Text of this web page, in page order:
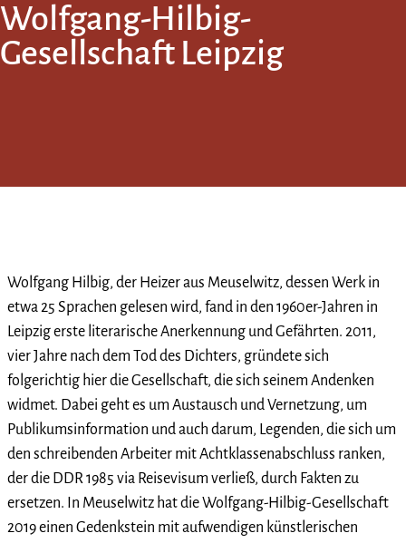
Wolfgang-Hilbig-
Gesellschaft Leipzig
Wolfgang Hilbig, der Heizer aus Meuselwitz, dessen Werk in
etwa 25 Sprachen gelesen wird, fand in den 1960er-Jahren in
Leipzig erste literarische Anerkennung und Gefährten. 2011,
vier Jahre nach dem Tod des Dichters, gründete sich
folgerichtig hier die Gesellschaft, die sich seinem Andenken
widmet. Dabei geht es um Austausch und Vernetzung, um
Publikumsinformation und auch darum, Legenden, die sich um
den schreibenden Arbeiter mit Achtklassenabschluss ranken,
der die DDR 1985 via Reisevisum verließ, durch Fakten zu
ersetzen. In Meuselwitz hat die Wolfgang-Hilbig-Gesellschaft
2019 einen Gedenkstein mit aufwendigen künstlerischen